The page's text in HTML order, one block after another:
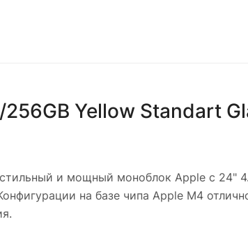
Yellow Standart
и мощный моноблок Apple с 24"
на базе чипа Apple M4